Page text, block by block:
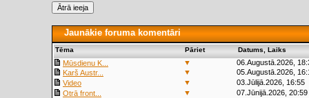
Jaunākie foruma komentāri
Tēma Pāriet Datums, Laiks
Mūsdienu K... ▼
06.Augustā.2026,
Karš Austr...
▼
05.Augustā.2026,
Video
▼
03.Jūlijā.2026, 16:55
Otrā front...
▼
07.Jūnijā.2026, 20:59